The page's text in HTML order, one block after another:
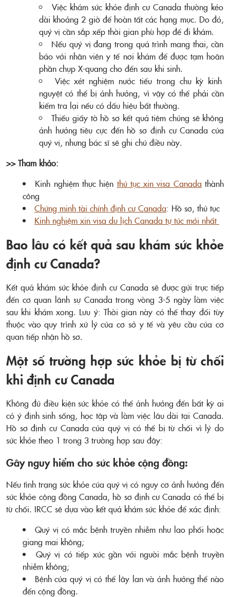
Việc khám sức khỏe định cư Canada thường kéo
dài khoảng 2 giờ để hoàn tất các hạng mục. Do đó,
quý vị cần sắp xếp thời gian phù hợp để đi khám.
Nếu quý vị đang trong quá trình mang thai, cần
báo với nhân viên y tế nơi khám để được tạm hoãn
phần chụp X-quang cho đến sau khi sinh.
Việc xét nghiệm nước tiểu trong chu kỳ kinh
nguyệt có thể bị ảnh hưởng, vì vậy có thể phải cần
kiểm tra lại nếu có dấu hiệu bất thường.
Thiếu giấy tờ hồ sơ kết quả tiêm chủng sẽ không
ảnh hưởng tiêu cực đến hồ sơ định cư Canada của
quý vị, nhưng bác sĩ sẽ ghi chú điều này.
>> Tham khảo:
Kinh nghiệm thực hiện thủ tục xin visa Canada thành
công
Chứng minh tài chính định cư Canada: Hồ sơ, thủ tục
Kinh nghiệm xin visa du lịch Canada tự túc mới nhất
Bao lâu có kết quả sau khám sức khỏe
định cư Canada?
Kết quả khám sức khỏe định cư Canada sẽ được gửi trực tiếp
đến cơ quan lãnh sự Canada trong vòng 3-5 ngày làm việc
sau khi khám xong. Lưu ý: Thời gian này có thể thay đổi tùy
thuộc vào quy trình xử lý của cơ sở y tế và yêu cầu của cơ
quan tiếp nhận hồ sơ.
Một số trường hợp sức khỏe bị từ chối
khi định cư Canada
Không đủ điều kiện sức khỏe có thể ảnh hưởng đến bất kỳ ai
có ý định sinh sống, học tập và làm việc lâu dài tại Canada.
Hồ sơ định cư Canada của quý vị có thể bị từ chối vì lý do
sức khỏe theo 1 trong 3 trường hợp sau đây:
Gây nguy hiểm cho sức khỏe cộng đồng:
Nếu tình trạng sức khỏe của quý vị có nguy cơ ảnh hưởng đến
sức khỏe cộng đồng Canada, hồ sơ định cư Canada có thể bị
từ chối. IRCC sẽ dựa vào kết quả khám sức khỏe để xác định:
Quý vị có mắc bệnh truyền nhiễm như lao phổi hoặc
giang mai không;
Quý vị có tiếp xúc gần với người mắc bệnh truyền
nhiễm không;
Bệnh của quý vị có thể lây lan và ảnh hưởng thế nào
đến cộng đồng.